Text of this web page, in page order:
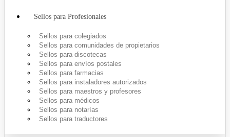
Sellos para Profesionales
Sellos para colegiados
Sellos para comunidades de propietarios
Sellos para discotecas
Sellos para envíos postales
Sellos para farmacias
Sellos para instaladores autorizados
Sellos para maestros y profesores
Sellos para médicos
Sellos para notarías
Sellos para traductores